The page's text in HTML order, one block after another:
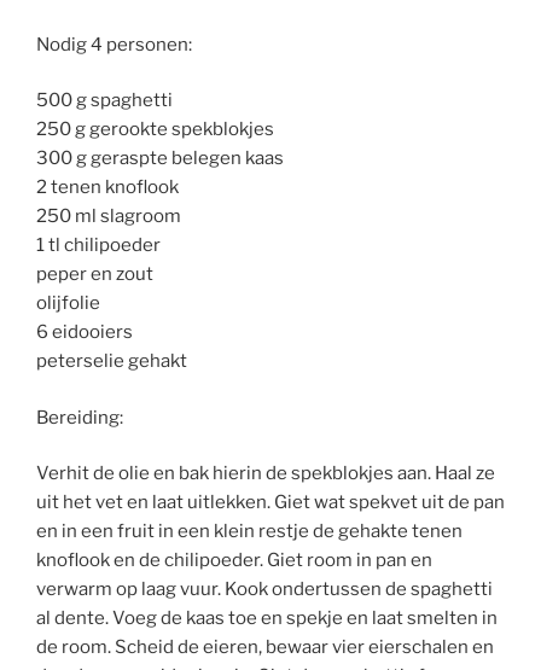
Nodig 4 personen:
500 g spaghetti
250 g gerookte spekblokjes
300 g geraspte belegen kaas
2 tenen knoflook
250 ml slagroom
1 tl chilipoeder
peper en zout
olijfolie
6 eidooiers
peterselie gehakt
Bereiding:
Verhit de olie en bak hierin de spekblokjes aan. Haal ze
uit het vet en laat uitlekken. Giet wat spekvet uit de pan
en in een fruit in een klein restje de gehakte tenen
knoflook en de chilipoeder. Giet room in pan en
verwarm op laag vuur. Kook ondertussen de spaghetti
al dente. Voeg de kaas toe en spekje en laat smelten in
de room. Scheid de eieren, bewaar vier eierschalen en